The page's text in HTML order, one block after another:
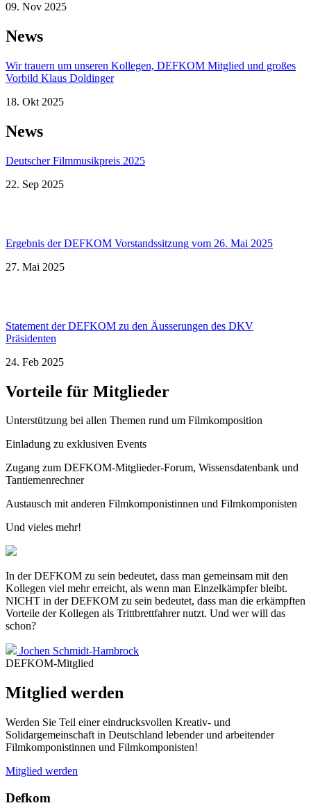
09. Nov 2025
News
Wir trauern um unseren Kollegen, DEFKOM Mitglied und großes
Vorbild Klaus Doldinger
18. Okt 2025
News
Deutscher Filmmusikpreis 2025
22. Sep 2025
Ergebnis der DEFKOM Vorstandssitzung vom 26. Mai 2025
27. Mai 2025
Statement der DEFKOM zu den Äusserungen des DKV
Präsidenten
24. Feb 2025
Vorteile für Mitglieder
Unterstützung bei allen Themen rund um Filmkomposition
Einladung zu exklusiven Events
Zugang zum DEFKOM-Mitglieder-Forum, Wissensdatenbank und
Tantiemenrechner
Austausch mit anderen Filmkomponistinnen und Filmkomponisten
Und vieles mehr!
In der DEFKOM zu sein bedeutet, dass man gemeinsam mit den
Kollegen viel mehr erreicht, als wenn man Einzelkämpfer bleibt.
NICHT in der DEFKOM zu sein bedeutet, dass man die erkämpften
Vorteile der Kollegen als Trittbrettfahrer nutzt. Und wer will das
schon?
Jochen Schmidt-Hambrock
DEFKOM-Mitglied
Mitglied werden
Werden Sie Teil einer eindrucksvollen Kreativ- und
Solidargemeinschaft in Deutschland lebender und arbeitender
Filmkomponistinnen und Filmkomponisten!
Mitglied werden
Defkom